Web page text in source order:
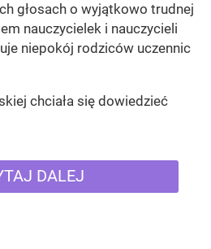
głosach o wyjątkowo trudnej
nauczycielek i nauczycieli
niepokój rodziców uczennic
chciała się dowiedzieć
DALEJ